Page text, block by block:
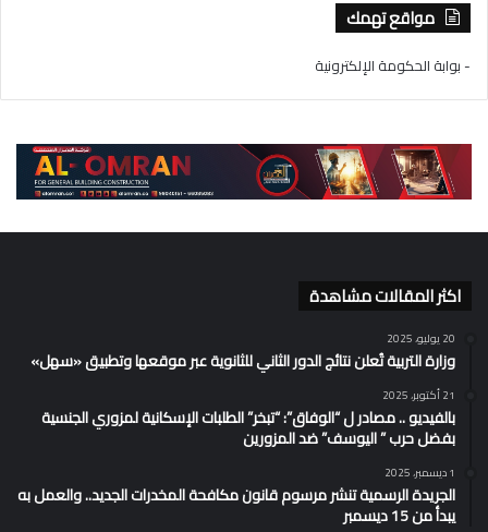
مواقع تهمك
- بوابة الحكومة الإلكترونية
اكثر المقالات مشاهدة
20 يوليو، 2025
وزارة التربية تُعلن نتائج الدور الثاني للثانوية عبر موقعها وتطبيق «سهل»
21 أكتوبر، 2025
بالفيديو .. مصادر ل “الوفاق”: “تبخر” الطلبات الإسكانية لمزوري الجنسية
بفضل حرب ” اليوسف” ضد المزورين
1 ديسمبر، 2025
الجريدة الرسمية تنشر مرسوم قانون مكافحة المخدرات الجديد.. والعمل به
يبدأ من 15 ديسمبر